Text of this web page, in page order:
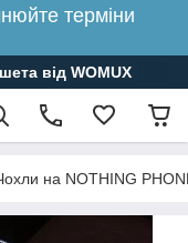
терміни
від WOMUX
на NOTHING